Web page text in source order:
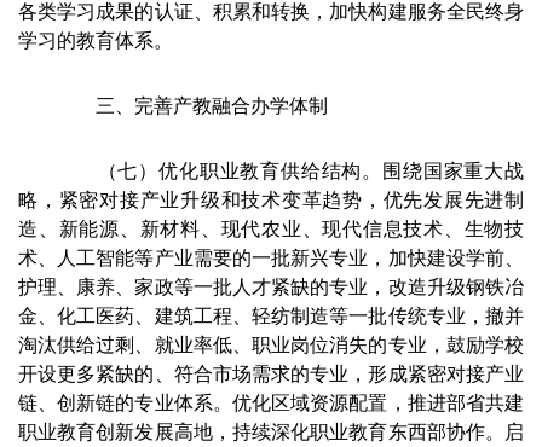
各类学习成果的认证、积累和转换，加快构建服务全民终身
学习的教育体系。
三、完善产教融合办学体制
（七）优化职业教育供给结构。围绕国家重大战
略，紧密对接产业升级和技术变革趋势，优先发展先进制
造、新能源、新材料、现代农业、现代信息技术、生物技
术、人工智能等产业需要的一批新兴专业，加快建设学前、
护理、康养、家政等一批人才紧缺的专业，改造升级钢铁冶
金、化工医药、建筑工程、轻纺制造等一批传统专业，撤并
淘汰供给过剩、就业率低、职业岗位消失的专业，鼓励学校
开设更多紧缺的、符合市场需求的专业，形成紧密对接产业
链、创新链的专业体系。优化区域资源配置，推进部省共建
职业教育创新发展高地，持续深化职业教育东西部协作。启